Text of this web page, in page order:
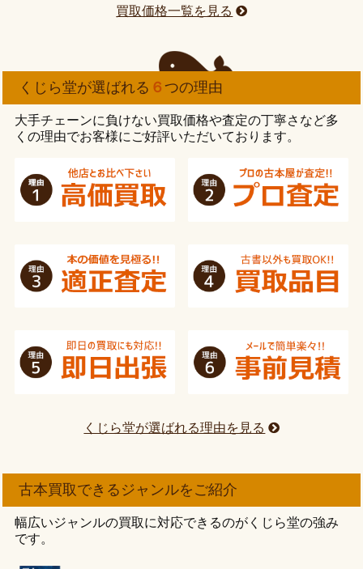
買取価格一覧を見る
くじら堂が選ばれる ６つの理由
大手チェーンに負けない買取価格や査定の丁寧さなど多
くの理由でお客様にご好評いただいております。
くじら堂が選ばれる理由を見る
古本買取できるジャンルをご紹介
幅広いジャンルの買取に対応できるのがくじら堂の強み
です。